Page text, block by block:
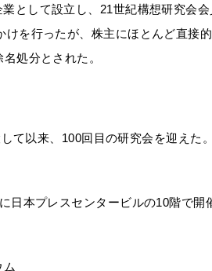
として設立し、21世紀構想研究会
を行ったが、株主にほとんど直接
処分とされた。
て以来、100回目の研究会を迎えた
日本プレスセンタービルの10階で開